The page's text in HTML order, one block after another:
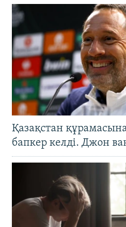
Қазақстан
бапкер келді. Джон